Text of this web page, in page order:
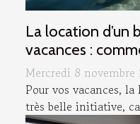
La location d’un
vacances :
Mercredi 8 novembre
Pour vos vacances,
très belle initiative,